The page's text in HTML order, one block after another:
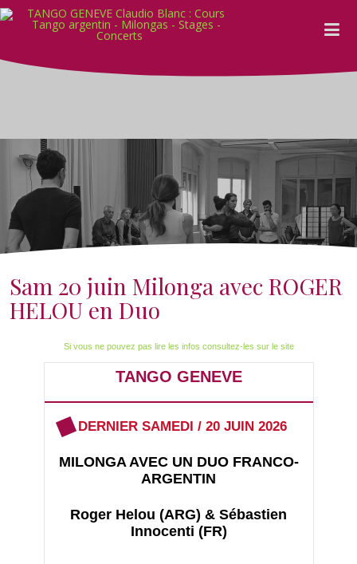
Sam 20 juin Milonga avec ROGER
HELOU en Duo